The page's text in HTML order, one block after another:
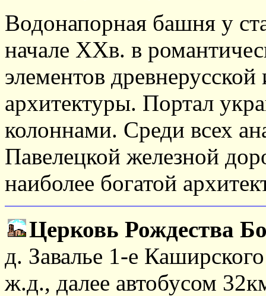
Водонапорная башня у
начале XXв. в
элементов
архитектуры. Портал
колоннами. Среди всех
Павелецкой железной
наиболее богатой
Церковь Рождества
д. Завалье 1-е
ж.д., далее автобусом